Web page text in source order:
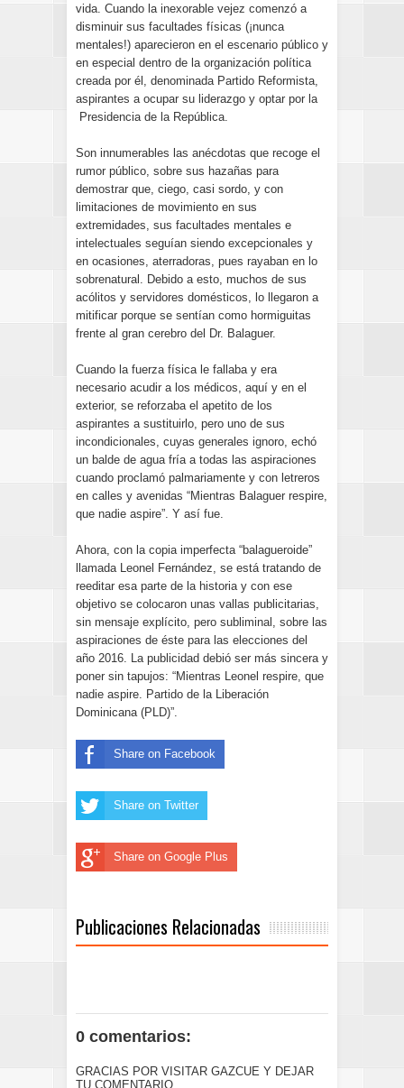
vida. Cuando la inexorable vejez comenzó a
disminuir sus facultades físicas (¡nunca
mentales!) aparecieron en el escenario público y
en especial dentro de la organización política
creada por él, denominada Partido Reformista,
aspirantes a ocupar su liderazgo y optar por la
Presidencia de la República.
Son innumerables las anécdotas que recoge el
rumor público, sobre sus hazañas para
demostrar que, ciego, casi sordo, y con
limitaciones de movimiento en sus
extremidades, sus facultades mentales e
intelectuales seguían siendo excepcionales y
en ocasiones, aterradoras, pues rayaban en lo
sobrenatural. Debido a esto, muchos de sus
acólitos y servidores domésticos, lo llegaron a
mitificar porque se sentían como hormiguitas
frente al gran cerebro del Dr. Balaguer.
Cuando la fuerza física le fallaba y era
necesario acudir a los médicos, aquí y en el
exterior, se reforzaba el apetito de los
aspirantes a sustituirlo, pero uno de sus
incondicionales, cuyas generales ignoro, echó
un balde de agua fría a todas las aspiraciones
cuando proclamó palmariamente y con letreros
en calles y avenidas “Mientras Balaguer respire,
que nadie aspire”. Y así fue.
Ahora, con la copia imperfecta “balagueroide”
llamada Leonel Fernández, se está tratando de
reeditar esa parte de la historia y con ese
objetivo se colocaron unas vallas publicitarias,
sin mensaje explícito, pero subliminal, sobre las
aspiraciones de éste para las elecciones del
año 2016. La publicidad debió ser más sincera y
poner sin tapujos: “Mientras Leonel respire, que
nadie aspire. Partido de la Liberación
Dominicana (PLD)”.
Share on Facebook
Share on Twitter
Share on Google Plus
Publicaciones Relacionadas
0 comentarios:
GRACIAS POR VISITAR GAZCUE Y DEJAR
TU COMENTARIO.